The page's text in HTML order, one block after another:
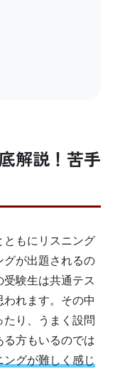
解説！苦手
もにリスニング
が出題されるの
験生は共通テス
れます。その中
り、うまく設問
方もいるのでは
ングが難しく感じ